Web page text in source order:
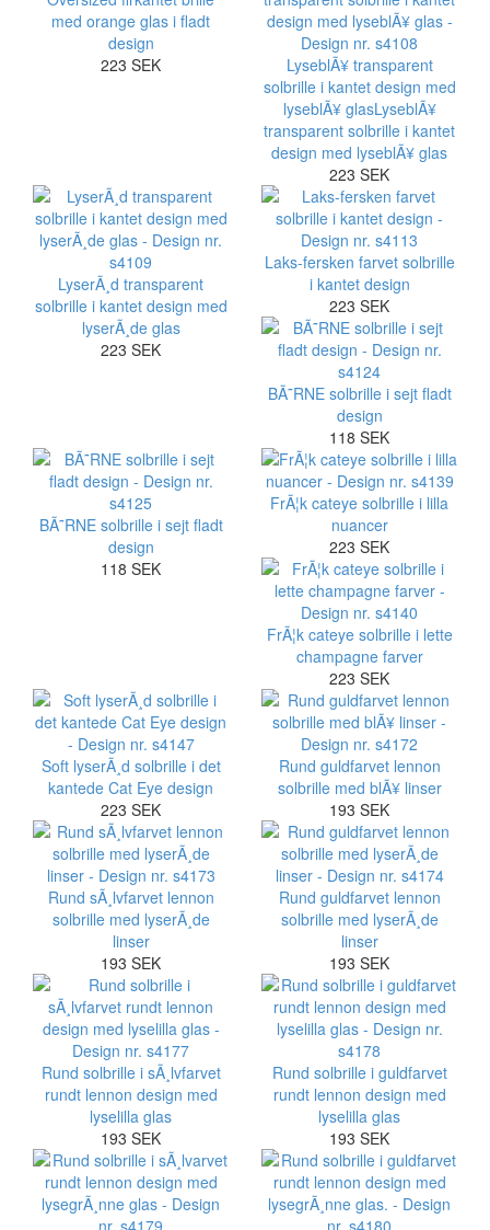
med orange glas i fladt
design
223 SEK
LyseblÃ¥ transparent
solbrille i kantet design med
lyseblÃ¥ glasLyseblÃ¥
transparent solbrille i kantet
design med lyseblÃ¥ glas
223 SEK
LyserÃ¸d transparent
solbrille i kantet design med
lyserÃ¸de glas
223 SEK
Laks-fersken farvet solbrille
i kantet design
223 SEK
BÃ˜RNE solbrille i sejt fladt
design
118 SEK
BÃ˜RNE solbrille i sejt fladt
design
118 SEK
FrÃ¦k cateye solbrille i lilla
nuancer
223 SEK
FrÃ¦k cateye solbrille i lette
champagne farver
223 SEK
Soft lyserÃ¸d solbrille i det
kantede Cat Eye design
223 SEK
Rund guldfarvet lennon
solbrille med blÃ¥ linser
193 SEK
Rund sÃ¸lvfarvet lennon
solbrille med lyserÃ¸de
linser
193 SEK
Rund guldfarvet lennon
solbrille med lyserÃ¸de
linser
193 SEK
Rund solbrille i sÃ¸lvfarvet
rundt lennon design med
lyselilla glas
193 SEK
Rund solbrille i guldfarvet
rundt lennon design med
lyselilla glas
193 SEK